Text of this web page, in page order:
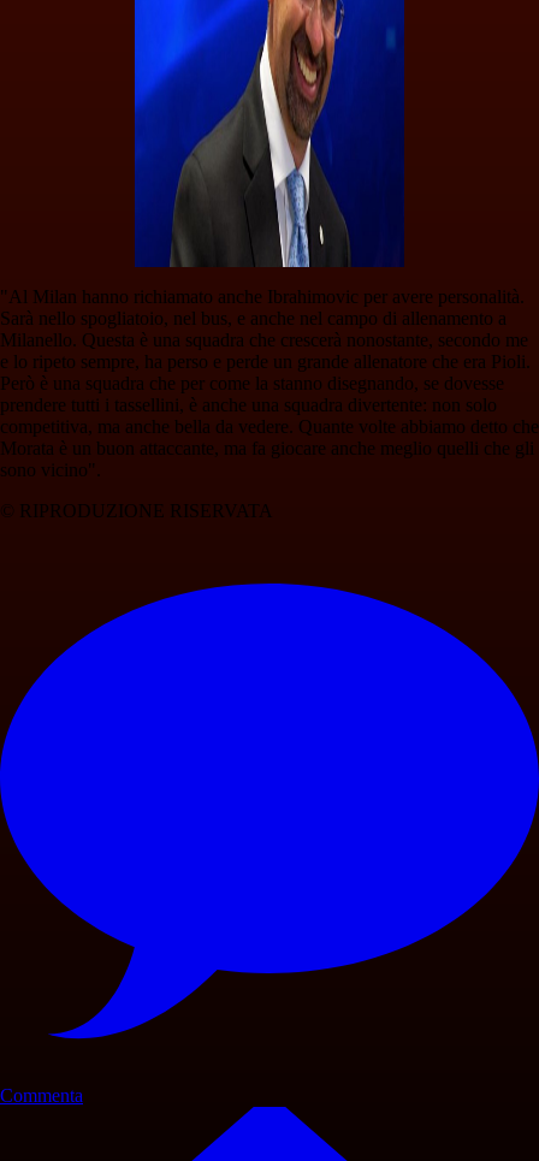
"Al Milan hanno richiamato anche Ibrahimovic per avere personalità.
Sarà nello spogliatoio, nel bus, e anche nel campo di allenamento a
Milanello. Questa è una squadra che crescerà nonostante, secondo me
e lo ripeto sempre, ha perso e perde un grande allenatore che era Pioli.
Però è una squadra che per come la stanno disegnando, se dovesse
prendere tutti i tassellini, è anche una squadra divertente: non solo
competitiva, ma anche bella da vedere. Quante volte abbiamo detto che
Morata è un buon attaccante, ma fa giocare anche meglio quelli che gli
sono vicino".
© RIPRODUZIONE RISERVATA
Commenta